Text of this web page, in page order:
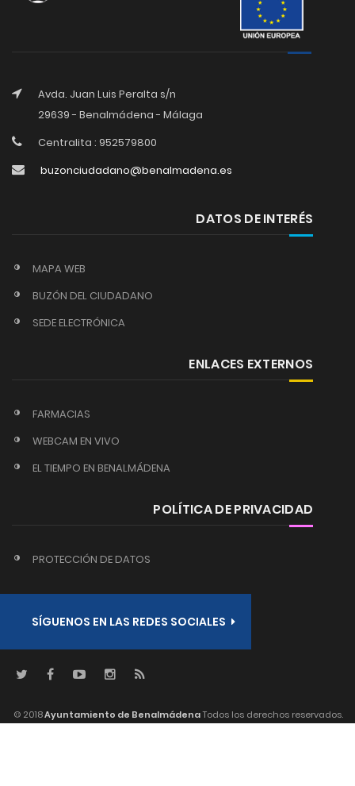
Avda. Juan Luis Peralta s/n
29639 - Benalmádena - Málaga
Centralita : 952579800
buzonciudadano@benalmadena.es
DATOS DE INTERÉS
MAPA WEB
BUZÓN DEL CIUDADANO
SEDE ELECTRÓNICA
ENLACES EXTERNOS
FARMACIAS
WEBCAM EN VIVO
EL TIEMPO EN BENALMÁDENA
POLÍTICA DE PRIVACIDAD
PROTECCIÓN DE DATOS
SÍGUENOS EN LAS REDES SOCIALES
© 2018Ayuntamiento de BenalmádenaTodos los derechos reservados.